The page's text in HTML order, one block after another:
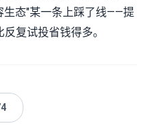
生态"某一条上踩了线——提
复试投省钱得多。